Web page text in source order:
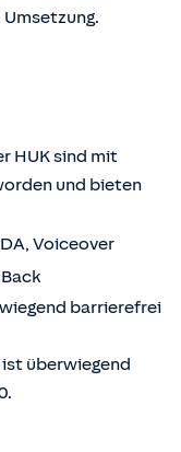
HUK sind mit
und bieten
Voiceover
barrierefrei
überwiegend